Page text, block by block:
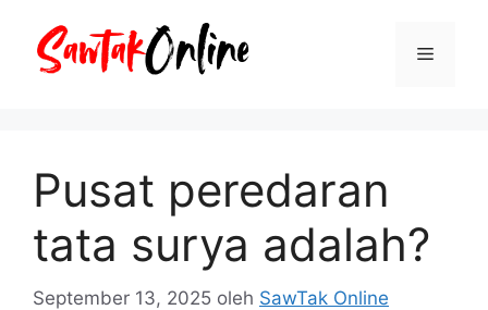
Menu
Pusat peredaran
tata surya adalah?
September 13, 2025 oleh SawTak Online